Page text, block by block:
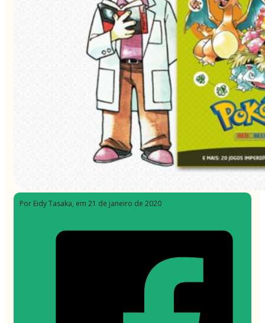
Por Eidy Tasaka, em 21 de janeiro de 2020